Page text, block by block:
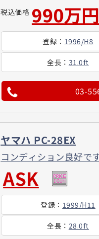
税込価格 990万円
登録 ： 1996/H8
全長 ： 31.0ft
03-
ヤマハ PC-28EX
コンディション良好で
ASK
登録 ： 1999/H11
全長 ： 28.0ft